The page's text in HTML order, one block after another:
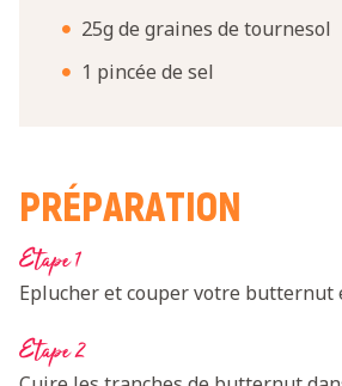
25g de graines de tournesol
1 pincée de sel
PRÉPARATION
Etape 1
Eplucher et couper votre butternut
Etape 2